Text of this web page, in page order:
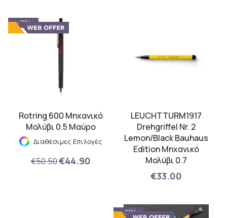
- 11%
Rotring 600 Μηχανικό
Μολύβι 0.5 Μαύρο
Διαθέσιμες Επιλογές
€50.50€44.90
LEUCHTTURM1917
Drehgriffel Nr. 2
Lemon/Black Bauhaus
Edition Μηχανικό
Μολύβι 0.7
€33.00
- 21%